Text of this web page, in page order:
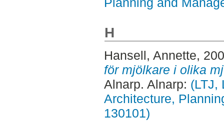
H
Hansell, Annette,
för mjölkare i olika
Alnarp. Alnarp: (LTJ,
Architecture,
130101)